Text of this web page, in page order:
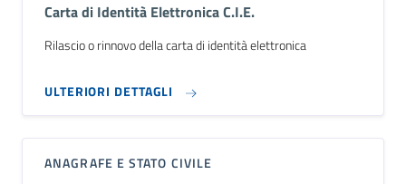
Carta di Identità Elettronica C.I.E.
Rilascio o rinnovo della carta di identità elettronica
ULTERIORI DETTAGLI
ANAGRAFE E STATO CIVILE